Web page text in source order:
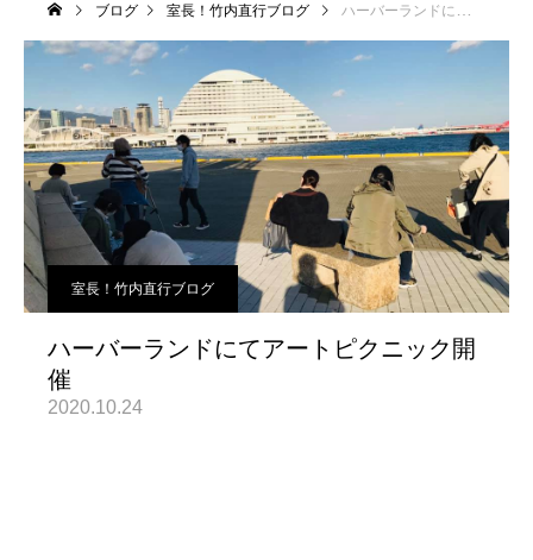
ブログ 室長！竹内直行ブログ ハーバーランドにてアートピクニック開催
室長！竹内直行ブログ
ハーバーランドにてアートピクニック開
催
2020.10.24